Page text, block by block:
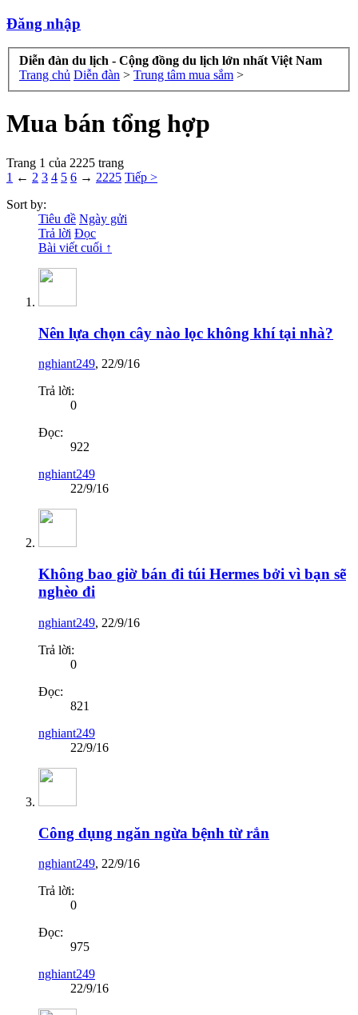
Đăng nhập
Diễn đàn du lịch - Cộng đồng du lịch lớn nhất Việt Nam
Trang chủ Diễn đàn > Trung tâm mua sắm >
Mua bán tổng hợp
Trang 1 của 2225 trang
1 ← 2 3 4 5 6 → 2225 Tiếp >
Sort by:
Tiêu đề Ngày gửi
Trả lời Đọc
Bài viết cuối ↑
Nên lựa chọn cây nào lọc không khí tại nhà?
nghiant249, 22/9/16
Trả lời:
0
Đọc:
922
nghiant249
22/9/16
Không bao giờ bán đi túi Hermes bởi vì bạn sẽ
nghèo đi
nghiant249, 22/9/16
Trả lời:
0
Đọc:
821
nghiant249
22/9/16
Công dụng ngăn ngừa bệnh từ rắn
nghiant249, 22/9/16
Trả lời:
0
Đọc:
975
nghiant249
22/9/16